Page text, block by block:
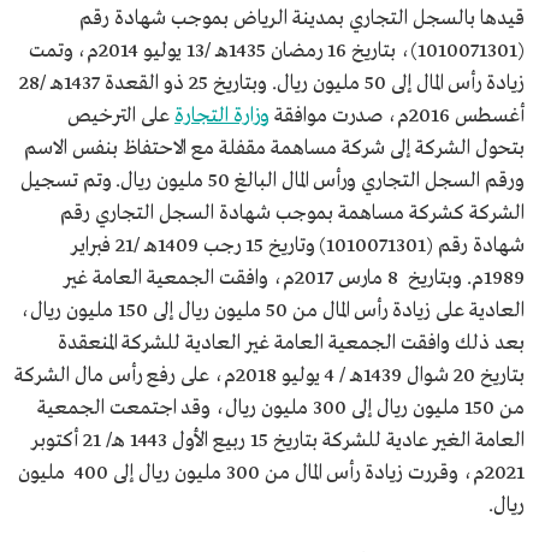
قيدها بالسجل التجاري بمدينة الرياض بموجب شهادة رقم
(1010071301)، بتاريخ 16 رمضان 1435هـ /13 يوليو 2014م، وتمت
زيادة رأس المال إلى 50 مليون ريال. وبتاريخ 25 ذو القعدة 1437هـ /28
أغسطس 2016م، صدرت موافقة
وزارة التجارة على الترخيص
بتحول الشركة إلى شركة مساهمة مقفلة مع الاحتفاظ بنفس الاسم
ورقم السجل التجاري ورأس المال البالغ 50 مليون ريال. وتم تسجيل
الشركة كشركة مساهمة بموجب شهادة السجل التجاري رقم
شهادة رقم (1010071301) وتاريخ 15 رجب 1409هـ /21 فبراير
1989م. وبتاريخ 8 مارس 2017م، وافقت الجمعية العامة غير
العادية على زيادة رأس المال من 50 مليون ريال إلى 150 مليون ريال،
بعد ذلك وافقت الجمعية العامة غير العادية للشركة المنعقدة
بتاريخ 20 شوال 1439هـ / 4 يوليو 2018م، على رفع رأس مال الشركة
من 150 مليون ريال إلى 300 مليون ريال، وقد اجتمعت الجمعية
العامة الغير عادية للشركة بتاريخ 15 ربيع الأول 1443 هـ/ 21 أكتوبر
2021م، وقررت زيادة رأس المال من 300 مليون ريال إلى 400 مليون
ريال.